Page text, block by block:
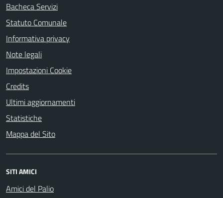
Bacheca Servizi
Statuto Comunale
Informativa privacy
Note legali
Impostazioni Cookie
Credits
Ultimi aggiornamenti
Statistiche
Mappa del Sito
SITI AMICI
Amici del Palio